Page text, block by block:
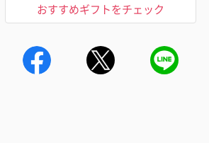
おすすめギフトをチェック